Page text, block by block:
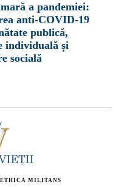
a pandemiei:
anti-COVID-19
publică,
individuală și
socială
MILITANS